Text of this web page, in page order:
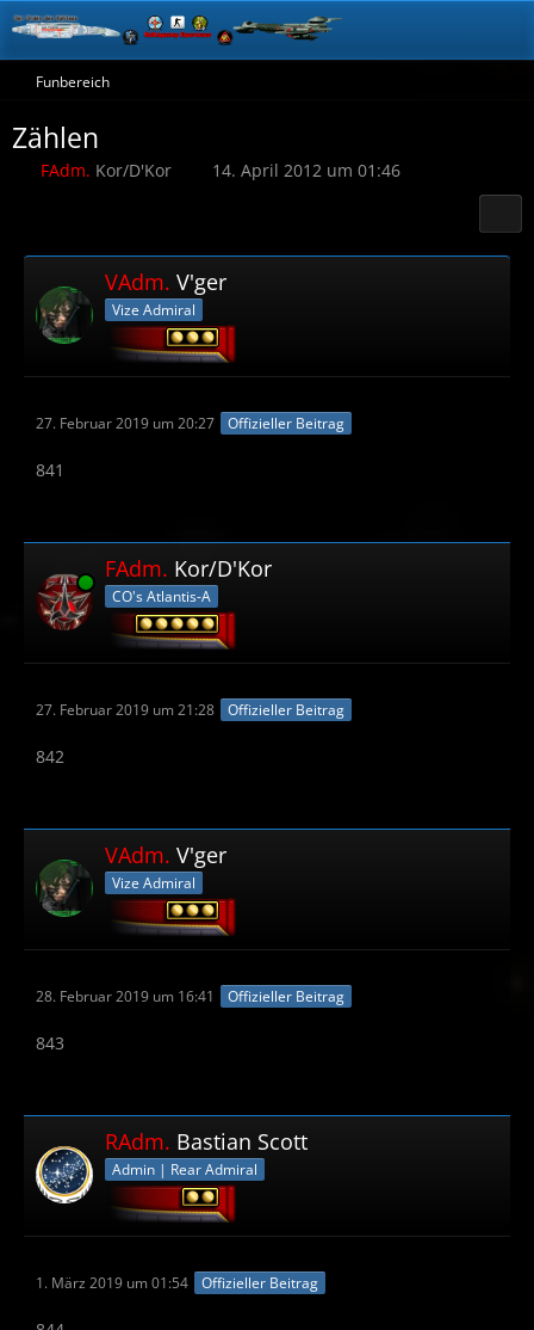
Funbereich
Zählen
FAdm. Kor/D'Kor 14. April 2012 um 01:46
VAdm. V'ger
Vize Admiral
27. Februar 2019 um 20:27 Offizieller Beitrag
841
Online FAdm. Kor/D'Kor
CO's Atlantis-A
27. Februar 2019 um 21:28 Offizieller Beitrag
842
VAdm. V'ger
Vize Admiral
28. Februar 2019 um 16:41 Offizieller Beitrag
843
RAdm. Bastian Scott
Admin | Rear Admiral
1. März 2019 um 01:54 Offizieller Beitrag